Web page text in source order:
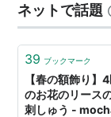
です 持ち帰り
ースや チュ…
ネットで話題
39 ブックマーク
【春の額飾り】
のお花のリース
刺しゅう -